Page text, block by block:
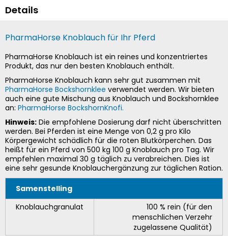
Details
PharmaHorse Knoblauch für Ihr Pferd
PharmaHorse Knoblauch ist ein reines und konzentriertes
Produkt, das nur den besten Knoblauch enthält.
PharmaHorse Knoblauch kann sehr gut zusammen mit
PharmaHorse Bockshornklee verwendet werden. Wir bieten
auch eine gute Mischung aus Knoblauch und Bockshornklee
an: PharmaHorse BockshornKnofi.
Hinweis: Die empfohlene Dosierung darf nicht überschritten
werden. Bei Pferden ist eine Menge von 0,2 g pro Kilo
Körpergewicht schädlich für die roten Blutkörperchen. Das
heißt für ein Pferd von 500 kg 100 g Knoblauch pro Tag. Wir
empfehlen maximal 30 g täglich zu verabreichen. Dies ist
eine sehr gesunde Knoblauchergänzung zur täglichen Ration.
Samenstelling
Knoblauchgranulat
100 % rein (für den
menschlichen Verzehr
zugelassene Qualität)